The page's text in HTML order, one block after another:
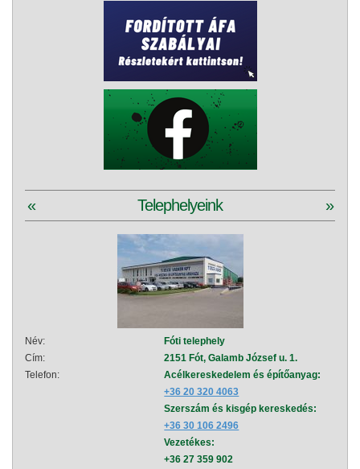
Telephelyeink
« »
Név:
Fóti telephely
Cím:
2151 Fót, Galamb József u. 1.
Telefon:
Acélkereskedelem és építőanyag:
+36 20 320 4063
Szerszám és kisgép kereskedés:
+36 30 106 2496
Vezetékes:
+36 27 359 902